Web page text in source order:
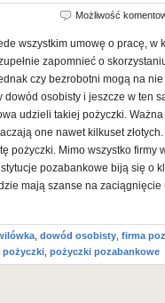
Możliwość
wszystkim umowę o pracę, w
zapomnieć o
czy bezrobotni mogą na
osobisty i jeszcze w ten
udzieli takiej pożyczki.
one nawet kilkuset
pożyczki. Mimo wszystko firmy
pozabankowe biją się o
mają szanse na
dowód osobisty firma
pożyczki pożyczki pozabankowe